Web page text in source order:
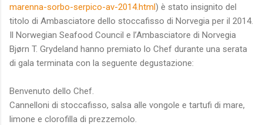
marenna-sorbo-serpico-av-2014.html) è stato insignito del
titolo di Ambasciatore dello stoccafisso di Norvegia per il 2014.
Il Norwegian Seafood Council e l’Ambasciatore di Norvegia
Bjørn T. Grydeland hanno premiato lo Chef durante una serata
di gala terminata con la seguente degustazione:
Benvenuto dello Chef.
Cannelloni di stoccafisso, salsa alle vongole e tartufi di mare,
limone e clorofilla di prezzemolo.